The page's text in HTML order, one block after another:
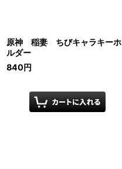
原神 稲妻 ちびキャラキーホ
ルダー
840円